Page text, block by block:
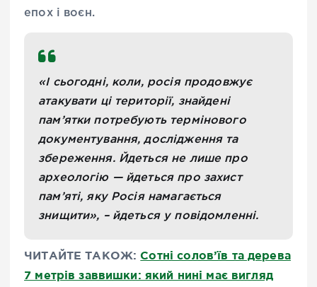
епох і воєн.
«І сьогодні, коли, росія продовжує
атакувати ці території, знайдені
пам’ятки потребують термінового
документування, дослідження та
збереження. Йдеться не лише про
археологію — йдеться про захист
пам’яті, яку Росія намагається
знищити», – йдеться у повідомленні.
ЧИТАЙТЕ ТАКОЖ:Сотні солов’їв та дерева
7 метрів заввишки: який нині має вигляд